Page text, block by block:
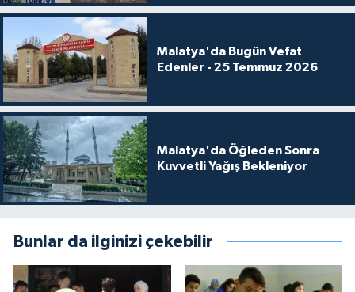
Malatya'da Bugün Vefat
Edenler - 25 Temmuz 2026
Malatya'da Öğleden Sonra
Kuvvetli Yağış Bekleniyor
Bunlar da ilginizi çekebilir